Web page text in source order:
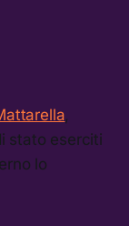
,
stato eserciti
lo